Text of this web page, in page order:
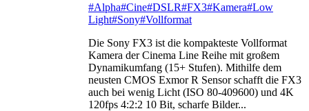
#Alpha#Cine#DSLR#FX3#Kamera#Low
Light#Sony#Vollformat
Die Sony FX3 ist die kompakteste Vollformat
Kamera der Cinema Line Reihe mit großem
Dynamikumfang (15+ Stufen). Mithilfe dem
neusten CMOS Exmor R Sensor schafft die FX3
auch bei wenig Licht (ISO 80-409600) und 4K
120fps 4:2:2 10 Bit, scharfe Bilder...